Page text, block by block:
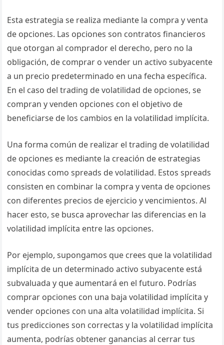
Esta estrategia se realiza mediante la compra y venta
de opciones. Las opciones son contratos financieros
que otorgan al comprador el derecho, pero no la
obligación, de comprar o vender un activo subyacente
a un precio predeterminado en una fecha específica.
En el caso del trading de volatilidad de opciones, se
compran y venden opciones con el objetivo de
beneficiarse de los cambios en la volatilidad implícita.
Una forma común de realizar el trading de volatilidad
de opciones es mediante la creación de estrategias
conocidas como spreads de volatilidad. Estos spreads
consisten en combinar la compra y venta de opciones
con diferentes precios de ejercicio y vencimientos. Al
hacer esto, se busca aprovechar las diferencias en la
volatilidad implícita entre las opciones.
Por ejemplo, supongamos que crees que la volatilidad
implícita de un determinado activo subyacente está
subvaluada y que aumentará en el futuro. Podrías
comprar opciones con una baja volatilidad implícita y
vender opciones con una alta volatilidad implícita. Si
tus predicciones son correctas y la volatilidad implícita
aumenta, podrías obtener ganancias al cerrar tus